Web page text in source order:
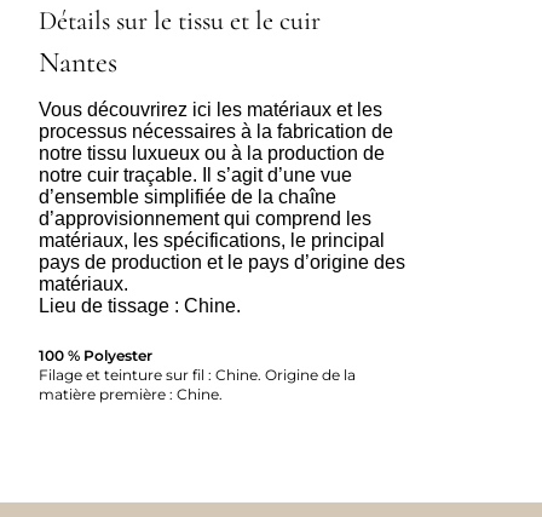
Détails sur le tissu et le cuir
Nantes
Vous découvrirez ici les matériaux et les
processus nécessaires à la fabrication de
notre tissu luxueux ou à la production de
notre cuir traçable. Il s’agit d’une vue
d’ensemble simplifiée de la chaîne
d’approvisionnement qui comprend les
matériaux, les spécifications, le principal
pays de production et le pays d’origine des
matériaux.
Lieu de tissage : Chine.
100 % Polyester
Filage et teinture sur fil : Chine. Origine de la
matière première : Chine.